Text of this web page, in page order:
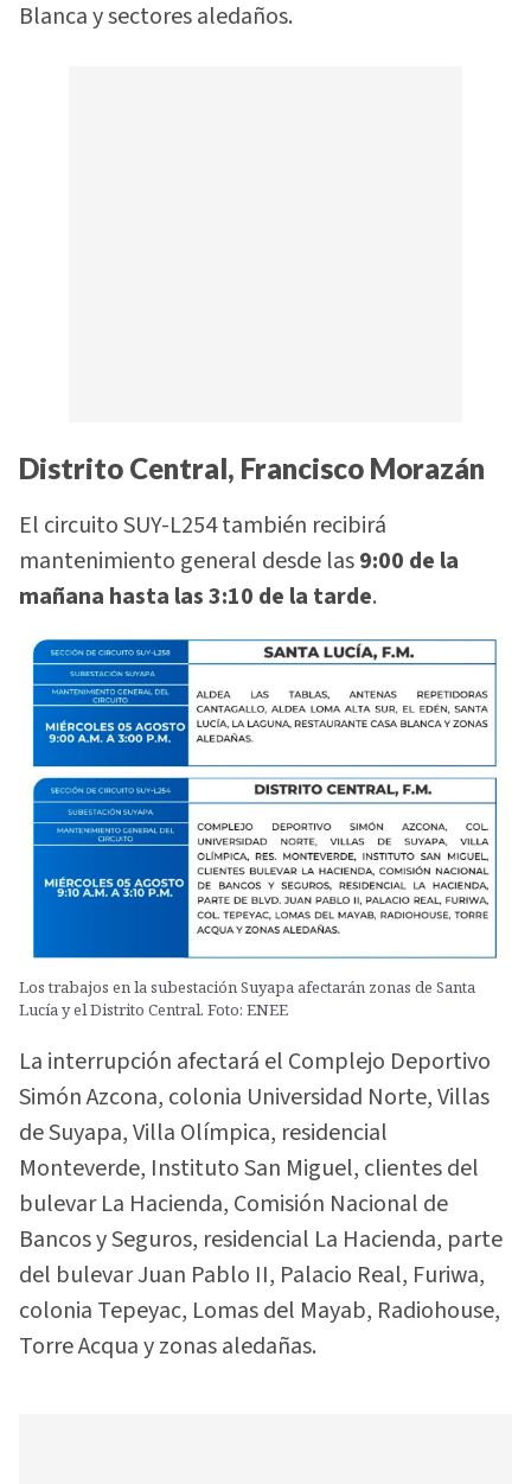
Blanca y sectores aledaños.
Distrito Central, Francisco Morazán
El circuito SUY-L254 también recibirá
mantenimiento general desde las9:00 de la
mañana hasta las 3:10 de la tarde.
Los trabajos en la subestación Suyapa afectarán zonas de Santa
Lucía y el Distrito Central. Foto: ENEE
La interrupción afectará el Complejo Deportivo
Simón Azcona, colonia Universidad Norte, Villas
de Suyapa, Villa Olímpica, residencial
Monteverde, Instituto San Miguel, clientes del
bulevar La Hacienda, Comisión Nacional de
Bancos y Seguros, residencial La Hacienda, parte
del bulevar Juan Pablo II, Palacio Real, Furiwa,
colonia Tepeyac, Lomas del Mayab, Radiohouse,
Torre Acqua y zonas aledañas.